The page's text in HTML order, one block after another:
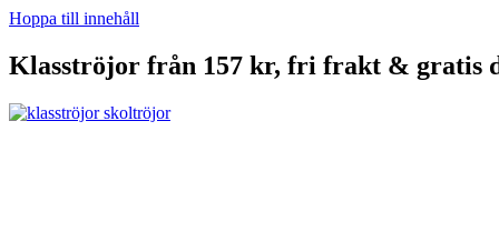
Hoppa till innehåll
Klasströjor från 157 kr, fri frakt & gratis